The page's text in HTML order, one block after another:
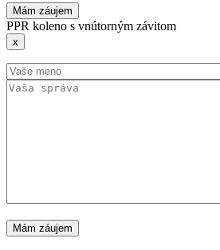
Mám záujem
PPR koleno s vnútorným závitom
x